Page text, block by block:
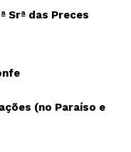
Srª das Preces
(no Paraíso e